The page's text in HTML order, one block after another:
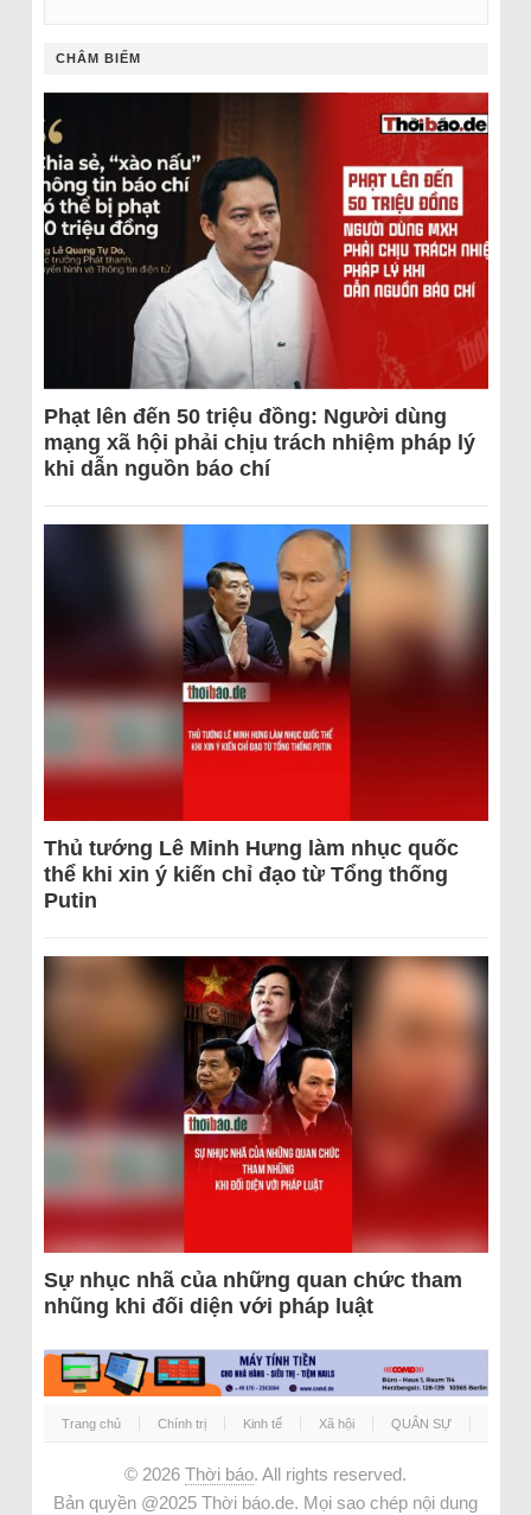
CHÂM BIẾM
Phạt lên đến 50 triệu đồng: Người dùng
mạng xã hội phải chịu trách nhiệm pháp lý
khi dẫn nguồn báo chí
Thủ tướng Lê Minh Hưng làm nhục quốc
thể khi xin ý kiến chỉ đạo từ Tổng thống
Putin
Sự nhục nhã của những quan chức tham
nhũng khi đối diện với pháp luật
Trang chủ Chính trị Kinh tế Xã hội QUÂN SỰ
© 2026 Thời báo. All rights reserved.
Bản quyền @2025 Thời báo.de. Mọi sao chép nội dung